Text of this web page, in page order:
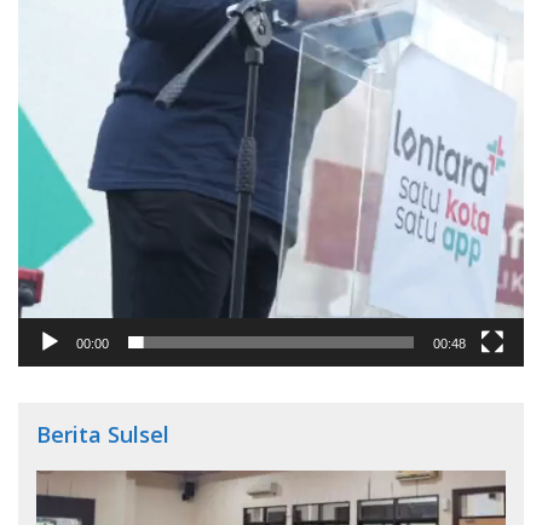
00:00 00:48
Berita Sulsel